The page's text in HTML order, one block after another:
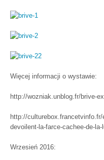
Więcej informacji o wystawie:
http://wozniak.unblog.fr/brive-
http://
devoilent-la-farce-cachee-de-la-
Wrzesień 2016: